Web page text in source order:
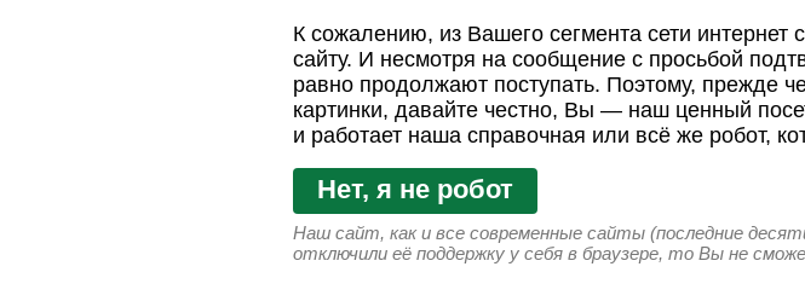
К сожалению, из Вашего сегмента сети интернет
сайту. И несмотря на сообщение с просьбой
равно продолжают поступать. Поэтому, прежде
картинки, давайте честно, Вы — наш ценный
и работает наша справочная или всё же робот,
Нет, я не робот
Наш сайт, как и все современные сайты (последние
отключили её поддержку у себя в браузере, то Вы не